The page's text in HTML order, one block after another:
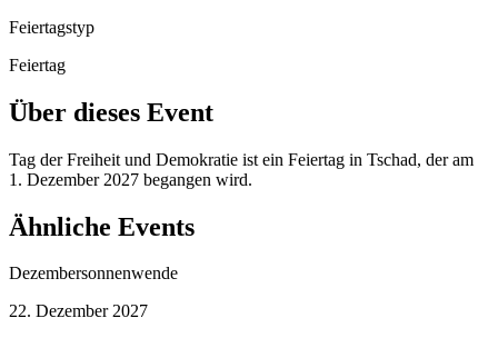
Feiertagstyp
Feiertag
Über dieses Event
Tag der Freiheit und Demokratie ist ein Feiertag in Tschad, der am
1. Dezember 2027 begangen wird.
Ähnliche Events
Dezembersonnenwende
22. Dezember 2027